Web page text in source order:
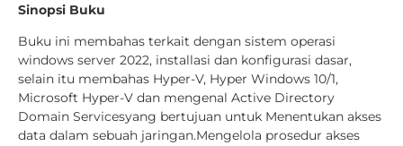
Sinopsi Buku
Buku ini membahas terkait dengan sistem operasi
windows server 2022, installasi dan konfigurasi dasar,
selain itu membahas Hyper-V, Hyper Windows 10/1,
Microsoft Hyper-V dan mengenal Active Directory
Domain Servicesyang bertujuan untuk Menentukan akses
data dalam sebuah jaringan.Mengelola prosedur akses